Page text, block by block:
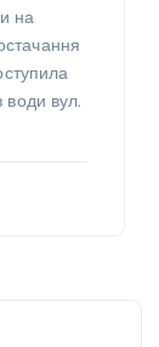
на
води вул.